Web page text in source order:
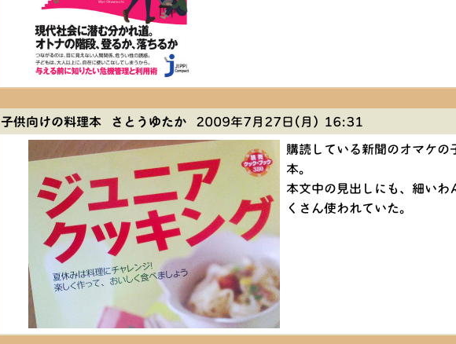
子供向けの料理本 さとうゆたか2009年7月27日(月) 16:31
購読している新聞のオマケの
本。
本文中の見出しにも、細いわ
くさん使われていた。